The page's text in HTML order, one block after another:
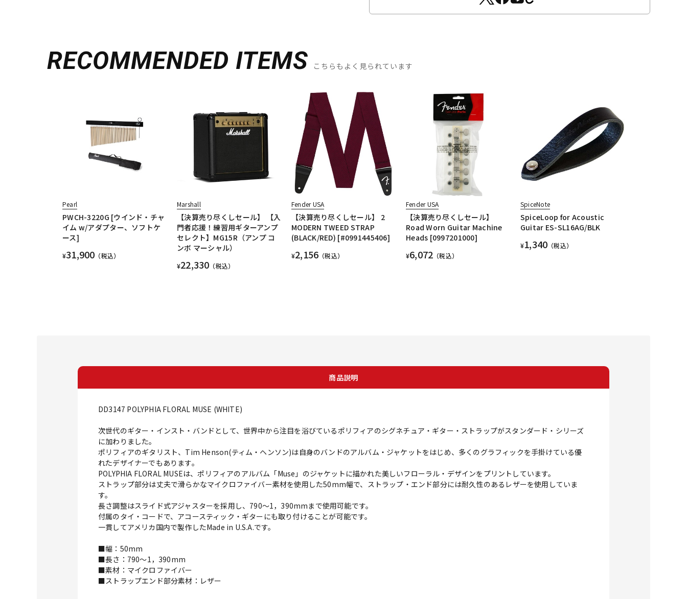
RECOMMENDED ITEMS こちらもよく見られています
Pearl
PWCH-3220G [ウインド・チャ
イム w/アダプター、ソフトケ
ース]
¥31,900 （税込）
Marshall
【決算売り尽くしセール】 【入
門者応援！練習用ギターアンプ
セレクト】MG15R（アンプ コ
ンボ マーシャル）
¥22,330 （税込）
Fender USA
【決算売り尽くしセール】 2
MODERN TWEED STRAP
(BLACK/RED) [#0991445406]
¥2,156 （税込）
Fender USA
【決算売り尽くしセール】
Road Worn Guitar Machine
Heads [0997201000]
¥6,072 （税込）
SpiceNote
SpiceLoop for Acoustic
Guitar ES-SL16AG/BLK
¥1,340 （税込）
商品説明
DD3147 POLYPHIA FLORAL MUSE (WHITE)
次世代のギター・インスト・バンドとして、世界中から注目を浴びているポリフィアのシグネチュア・ギター・ストラップがスタンダード・シリーズ
に加わりました。
ポリフィアのギタリスト、Tim Henson(ティム・ヘンソン)は自身のバンドのアルバム・ジャケットをはじめ、多くのグラフィックを手掛けている優
れたデザイナーでもあります。
POLYPHIA FLORAL MUSEは、ポリフィアのアルバム「Muse」のジャケットに描かれた美しいフローラル・デザインをプリントしています。
ストラップ部分は丈夫で滑らかなマイクロファイバー素材を使用した50mm幅で、ストラップ・エンド部分には耐久性のあるレザーを使用していま
す。
長さ調整はスライド式アジャスターを採用し、790～1，390mmまで使用可能です。
付属のタイ・コードで、アコースティック・ギターにも取り付けることが可能です。
一貫してアメリカ国内で製作したMade in U.S.A.です。
■幅：50mm
■長さ：790～1，390mm
■素材：マイクロファイバー
■ストラップエンド部分素材：レザー